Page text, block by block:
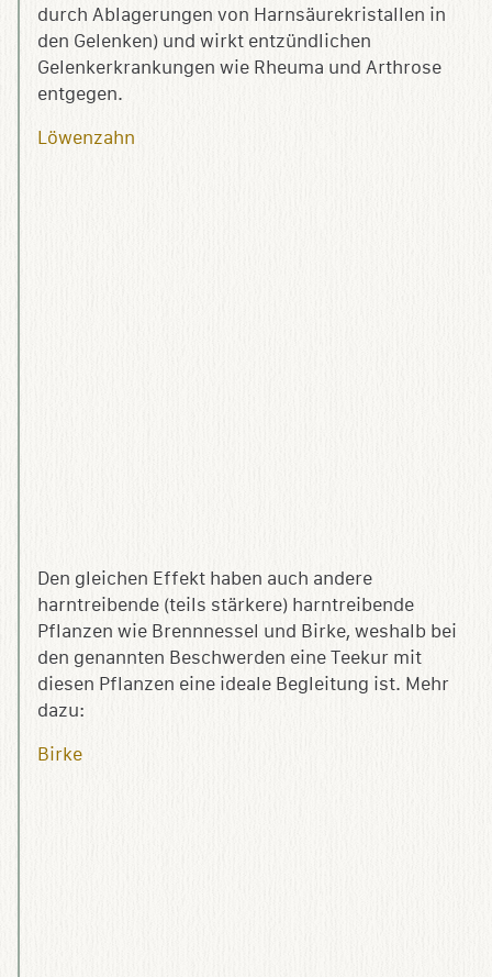
durch Ablagerungen von Harnsäurekristallen in
den Gelenken) und wirkt entzündlichen
Gelenkerkrankungen wie Rheuma und Arthrose
entgegen.
Löwenzahn
Den gleichen Effekt haben auch andere
harntreibende (teils stärkere) harntreibende
Pflanzen wie Brennnessel und Birke, weshalb bei
den genannten Beschwerden eine Teekur mit
diesen Pflanzen eine ideale Begleitung ist. Mehr
dazu:
Birke